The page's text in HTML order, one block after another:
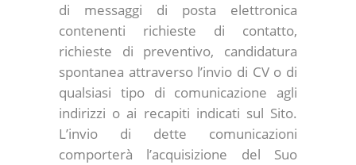
di messaggi di posta elettronica
contenenti richieste di contatto,
richieste di preventivo, candidatura
spontanea attraverso l’invio di CV o di
qualsiasi tipo di comunicazione agli
indirizzi o ai recapiti indicati sul Sito.
L’invio di dette comunicazioni
comporterà l’acquisizione del Suo